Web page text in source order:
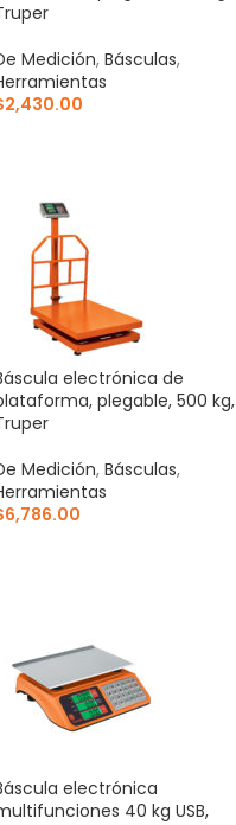
Medición, Básculas,
2,430.00
electrónica de
plegable, 500 kg,
Medición, Básculas,
6,786.00
electrónica
40 kg USB,